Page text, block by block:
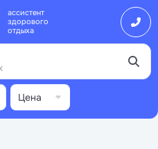
ассистент
здорового
отдыха
Цена